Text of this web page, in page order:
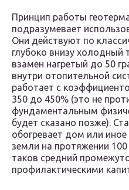
Принцип работы
подразумевает
Они действуют по
глубоко внизу холодный
взамен нагретый до 50
внутри отопительной
работает с
350 до 450% (это не
фундаментальным
будет сказано позже).
обогревает дом или иное
земли на протяжении
таков средний
профилактическими